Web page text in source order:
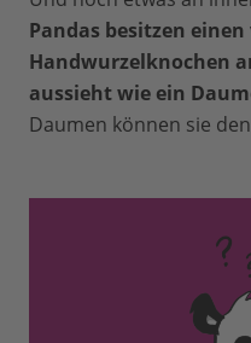
Pandas besitzen
Handwurzelknochen
aussieht wie ein
Daumen können sie